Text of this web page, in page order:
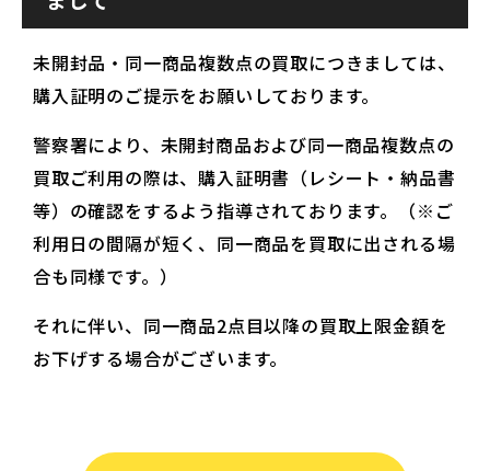
未開封品・同一商品複数点の買取につきましては、
購入証明のご提示をお願いしております。
警察署により、未開封商品および同一商品複数点の
買取ご利用の際は、購入証明書（レシート・納品書
等）の確認をするよう指導されております。（※ご
利用日の間隔が短く、同一商品を買取に出される場
合も同様です。）
それに伴い、同一商品2点目以降の買取上限金額を
お下げする場合がございます。